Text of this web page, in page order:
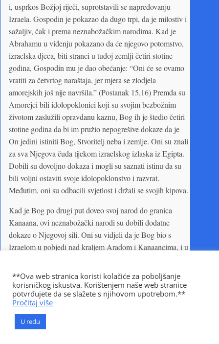
i, usprkos Božjoj riječi, suprotstavili se napredovanju
Izraela. Gospodin je pokazao da dugo trpi, da je milostiv i
sažaljiv, čak i prema neznabožačkim narodima. Kad je
Abrahamu u viđenju pokazano da će njegovo potomstvo,
izraelska djeca, biti stranci u tuđoj zemlji četiri stotine
godina, Gospodin mu je dao obećanje: “Oni će se ovamo
vratiti za četvrtog naraštaja, jer mjera se zlodjela
amorejskih još nije navršila.” (Postanak 15,16) Premda su
Amorejci bili idolopoklonici koji su svojim bezbožnim
životom zaslužili opravdanu kaznu, Bog ih je štedio četiri
stotine godina da bi im pružio nepogrešive dokaze da je
On jedini istiniti Bog, Stvoritelj neba i zemlje. Oni su znali
za sva Njegova čuda tijekom izraelskog izlaska iz Egipta.
Dobili su dovoljno dokaza i mogli su saznati istinu da su
bili voljni ostaviti svoje idolopoklonstvo i razvrat.
Međutim, oni su odbacili svjetlost i držali se svojih kipova.
Kad je Bog po drugi put doveo svoj narod do granica
Kanaana, ovi neznabožački narodi su dobili dodatne
dokaze o Njegovoj sili. Oni su vidjeli da je Bog bio s
Izraelom u pobjedi nad kraljem Aradom i Kanaancima, i u
zmija. Premda su Edomci zabranili Izraelcima prolazak
kroz svoju zemlju, i tako ih prisilili da pođu dugim i
napornim putem pored Crvenog mora, ipak tijekom svih
svojih putovanja i taborovanja, pored Edomske, Moapske i
Amorejske zemlje, oni nisu pokazivali neprijateljstvo i nisu
nanosili štetu ljudima ili posjedima. Pri dolasku na
**Ova web stranica koristi kolačiće za poboljšanje
korisničkog iskustva. Korištenjem naše web stranice
potvrđujete da se slažete s njihovom upotrebom.**
Pročitaj više
U redu